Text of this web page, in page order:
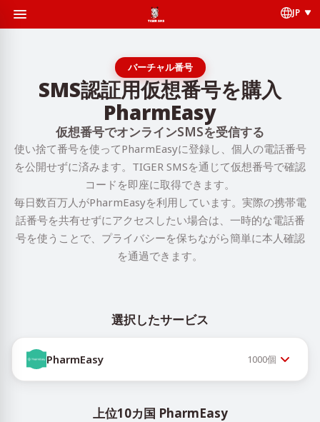
JP
バーチャル番号
SMS認証用仮想番号を購入
PharmEasy
仮想番号でオンラインSMSを受信する
使い捨て番号を使ってPharmEasyに登録し、個人の電話番号
を公開せずに済みます。TIGER SMSを通じて仮想番号で確認
コードを即座に取得できます。
毎日数百万人がPharmEasyを利用しています。実際の携帯電
話番号を共有せずにアクセスしたい場合は、一時的な電話番
号を使うことで、プライバシーを保ちながら簡単に本人確認
を通過できます。
選択したサービス
PharmEasy 1000個
上位10カ国 PharmEasy